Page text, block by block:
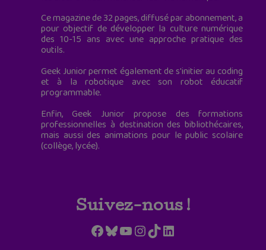
Ce magazine de 32 pages, diffusé par abonnement, a
pour objectif de développer la culture numérique
des 10-15 ans avec une approche pratique des
outils.
Geek Junior permet également de s'initier au coding
et à la robotique avec son robot éducatif
programmable.
Enfin, Geek Junior propose des formations
professionnelles à destination des bibliothécaires,
mais aussi des animations pour le public scolaire
(collège, lycée).
Suivez-nous !
Facebook
Bluesky
YouTube
Instagram
TikTokLinkedIn